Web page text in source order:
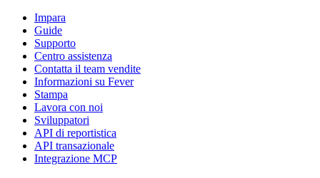
Impara
Guide
Supporto
Centro assistenza
Contatta il team vendite
Informazioni su Fever
Stampa
Lavora con noi
Sviluppatori
API di reportistica
API transazionale
Integrazione MCP